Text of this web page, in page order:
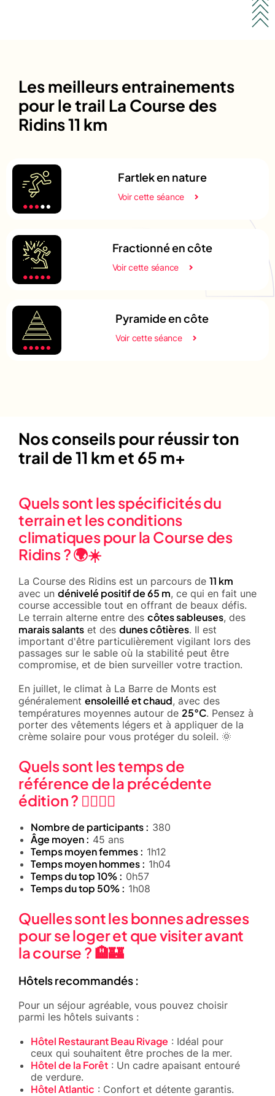
Les meilleurs entrainements
pour le trail La Course des
Ridins 11 km
Fartlek en nature
Voir cette séance
Fractionné en côte
Voir cette séance
Pyramide en côte
Voir cette séance
Nos conseils pour réussir ton
trail de 11 km et 65 m+
Quels sont les spécificités du
terrain et les conditions
climatiques pour la Course des
Ridins ? 🌍☀️
La Course des Ridins est un parcours de 11 km
avec un dénivelé positif de 65 m, ce qui en fait une
course accessible tout en offrant de beaux défis.
Le terrain alterne entre des côtes sableuses, des
marais salants et des dunes côtières. Il est
important d'être particulièrement vigilant lors des
passages sur le sable où la stabilité peut être
compromise, et de bien surveiller votre traction.
En juillet, le climat à La Barre de Monts est
généralement ensoleillé et chaud, avec des
températures moyennes autour de 25°C. Pensez à
porter des vêtements légers et à appliquer de la
crème solaire pour vous protéger du soleil. 🌞
Quels sont les temps de
référence de la précédente
édition ? 🏃‍♂️🏃‍♀️
Nombre de participants : 380
Âge moyen : 45 ans
Temps moyen femmes : 1h12
Temps moyen hommes : 1h04
Temps du top 10% : 0h57
Temps du top 50% : 1h08
Quelles sont les bonnes adresses
pour se loger et que visiter avant
la course ? 🏨🏰
Hôtels recommandés :
Pour un séjour agréable, vous pouvez choisir
parmi les hôtels suivants :
Hôtel Restaurant Beau Rivage : Idéal pour
ceux qui souhaitent être proches de la mer.
Hôtel de la Forêt : Un cadre apaisant entouré
de verdure.
Hôtel Atlantic : Confort et détente garantis.